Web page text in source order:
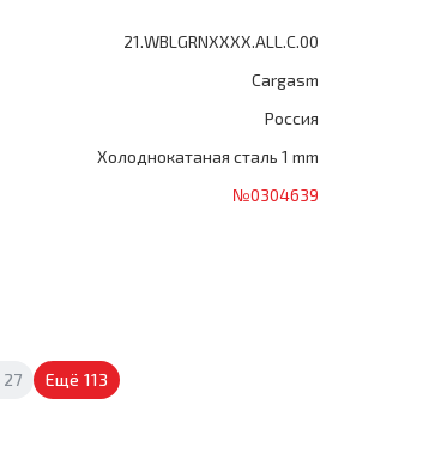
21.WBLGRNXXXX.ALL.C.00
Cargasm
Россия
Холоднокатаная сталь 1 mm
№0304639
27 Ещё 113